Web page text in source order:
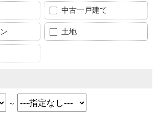
中古一戸建て
土地
～